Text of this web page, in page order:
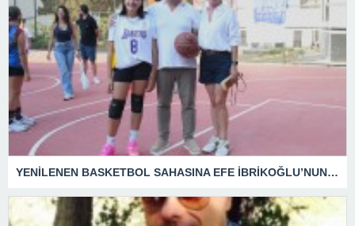
YENİLENEN BASKETBOL SAHASINA EFE İBRİKOĞLU’NUN ADI VERİLDİ